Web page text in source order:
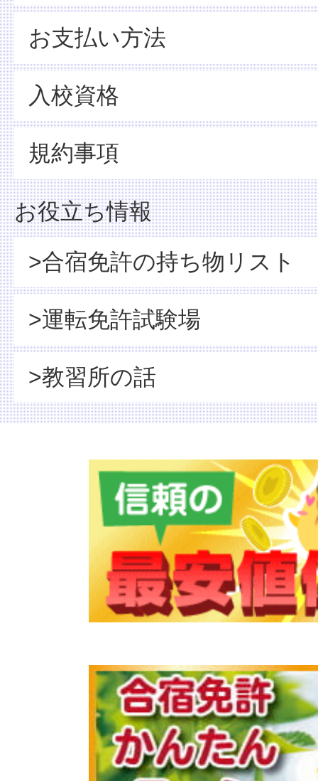
お支払い方法
入校資格
規約事項
お役立ち情報
>合宿免許の持ち物リスト
>運転免許試験場
>教習所の話